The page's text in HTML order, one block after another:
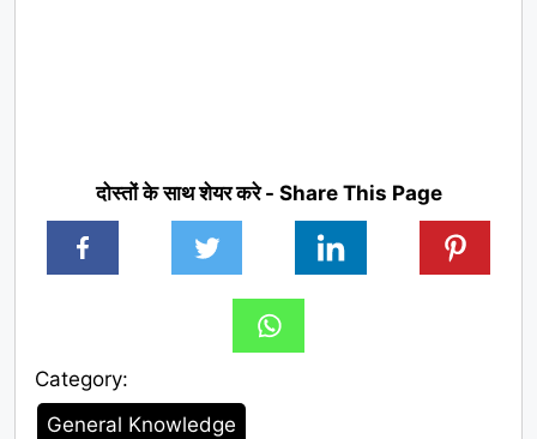
दोस्तों के साथ शेयर करे - Share This Page
Category:
Category
General Knowledge